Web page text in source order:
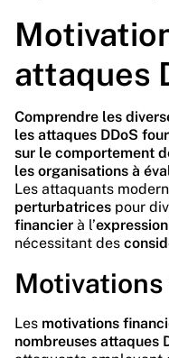
attaques
Comprendre les
les attaques DDoS
sur le comportement
les organisations à
Les attaquants
perturbatrices pour
financier à l’
nécessitant des
Les motivations
nombreuses attaques